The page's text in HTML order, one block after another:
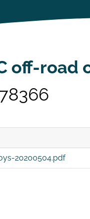
off-
20200504.pdf